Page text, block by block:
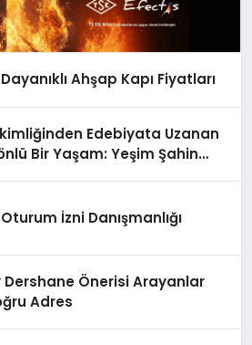
Ahşap Kapı Fiyatları
Edebiyata Uzanan
Bir Yaşam: Yeşim Şahin
İzni Danışmanlığı
Dershane Önerisi Arayanlar
Adres